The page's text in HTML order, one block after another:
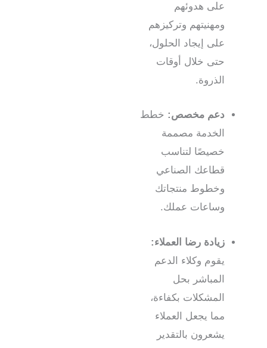
على هدوئهم
ومهنيتهم وتركيزهم
على إيجاد الحلول،
حتى خلال أوقات
الذروة.
دعم مخصص: خطط
الخدمة مصممة
خصيصًا لتناسب
قطاعك الصناعي
وخطوط منتجاتك
وساعات عملك.
زيادة رضا العملاء:
يقوم وكلاء الدعم
المباشر بحل
المشكلات بكفاءة،
مما يجعل العملاء
يشعرون بالتقدير